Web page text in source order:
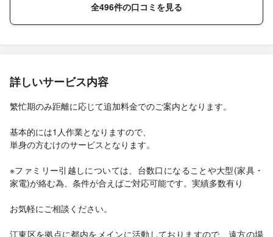
全496件の口コミを見る
詳しいサービス内容
繁忙期のみ距離に応じて追加料金でのご案内となります。
基本的には1人作業となりますので、
単身の方むけのサービスとなります。
※ファミリー引越しについては、台数口になることや大型(家具・
家電)が絡む為、条件が合えばご対応可能です。実績多数有り
お気軽にご相談ください。
江東区を拠点に都内をメインに活動しておりますので、遠方の場